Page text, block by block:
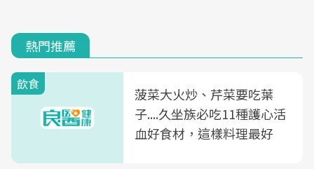
熱門推薦
飲食
菠菜大火炒、芹菜要吃葉
子....久坐族必吃11種護心活
血好食材，這樣料理最好